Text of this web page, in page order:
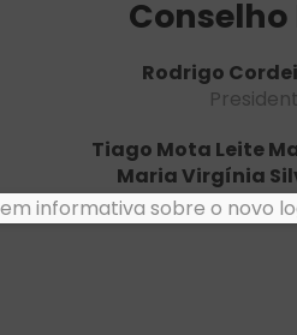
Conselho
Rodrigo
Tiago Mota Leite
Maria Virgínia
Vogais